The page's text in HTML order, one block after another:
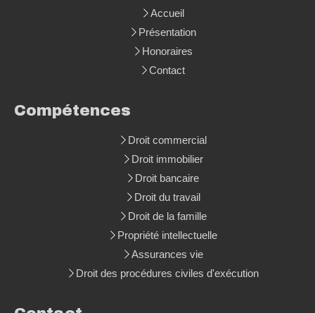
Accueil
Présentation
Honoraires
Contact
Compétences
Droit commercial
Droit immobilier
Droit bancaire
Droit du travail
Droit de la famille
Propriété intellectuelle
Assurances vie
Droit des procédures civiles d'exécution